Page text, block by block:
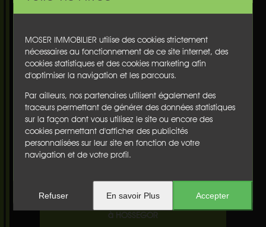
MOSER IMMOBILIER utilise des cookies strictement
nécessaires au fonctionnement de ce site internet, des
cookies statistiques et des cookies marketing afin
d'optimiser la navigation et les parcours.
Par ailleurs, nos partenaires utilisent également des
traceurs permettant de générer des données statistiques
sur la façon dont vous utilisez le site ou encore des
cookies permettant d'afficher des publicités
personnalisées sur leur site en fonction de votre
navigation et de votre profil.
Refuser En savoir Plus Accepter
2
Au rez-de-jardin, chambre avec 2 lits en 90, point d'eau et
douche.
Sud -
20 m2
Buanderie :
Au rez-de-jardin, buanderie équipée et WC indépendant
Terrasse :
Vue sur le Lac
Villa
à HOSSEGOR